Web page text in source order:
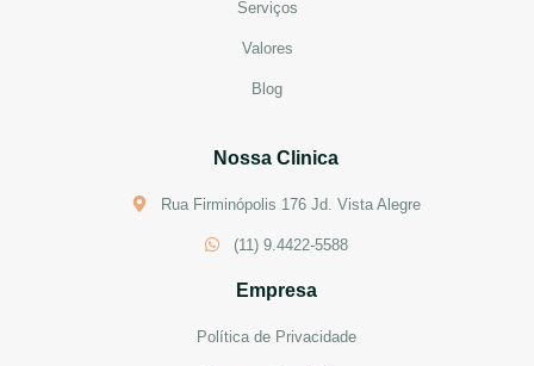
Serviços
Valores
Blog
Nossa Clinica
Rua Firminópolis 176 Jd. Vista Alegre
(11) 9.4422-5588
Empresa
Política de Privacidade